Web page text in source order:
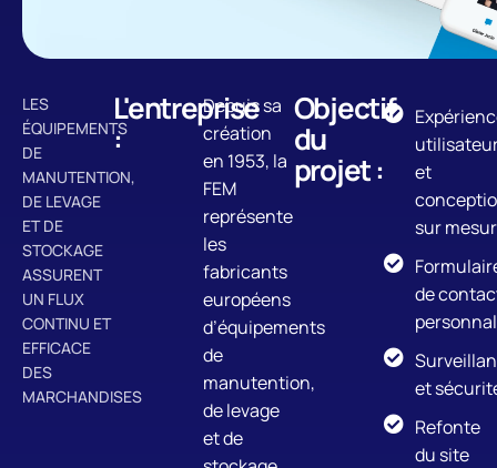
LES
ÉQUIPEMENTS
DE
MANUTENTION,
DE LEVAGE
ET DE
STOCKAGE
ASSURENT
UN FLUX
CONTINU ET
EFFICACE
DES
MARCHANDISES
L'entreprise
:
Depuis sa
création
en 1953, la
FEM
représente
les
fabricants
européens
d’équipements
de
manutention,
de levage
et de
Objectif
du
projet :
et
sur
de
et
Refonte
du site